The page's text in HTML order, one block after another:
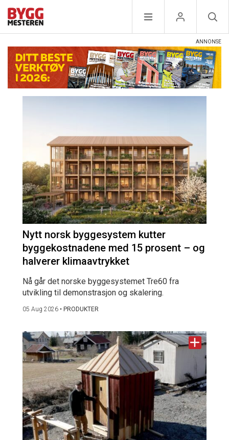
Nytt norsk byggesystem kutter
byggekostnadene med 15 prosent – og
halverer klimaavtrykket
Nå går det norske byggesystemet Tre60 fra
utvikling til demonstrasjon og skalering.
05 Aug 2026 • PRODUKTER